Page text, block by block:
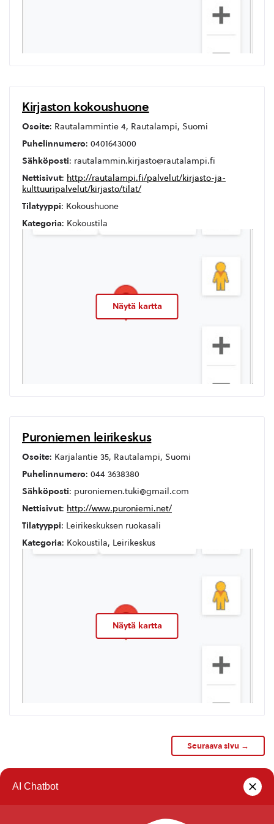
Kirjaston kokoushuone
Osoite: Rautalammintie 4, Rautalampi, Suomi
Puhelinnumero: 0401643000
Sähköposti: rautalammin.kirjasto@rautalampi.fi
Nettisivut: http://rautalampi.fi/palvelut/kirjasto-ja-
kulttuuripalvelut/kirjasto/tilat/
Tilatyyppi: Kokoushuone
Kategoria: Kokoustila
Näytä kartta
Puroniemen leirikeskus
Osoite: Karjalantie 35, Rautalampi, Suomi
Puhelinnumero: 044 3638380
Sähköposti: puroniemen.tuki@gmail.com
Nettisivut: http://www.puroniemi.net/
Tilatyyppi: Leirikeskuksen ruokasali
Kategoria: Kokoustila, Leirikeskus
Näytä kartta
Seuraava sivu →